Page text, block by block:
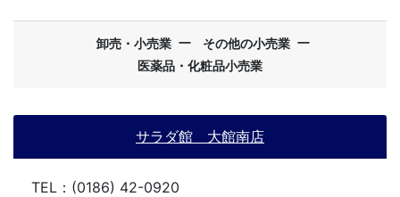
卸売・小売業 ー その他の小売業 ー
医薬品・化粧品小売業
サラダ館 大館南店
TEL：(0186) 42-0920